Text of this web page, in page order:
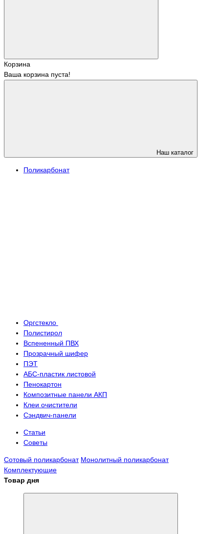
Корзина
Ваша корзина пуста!
Наш каталог
Поликарбонат
Оргстекло
Полистирол
Вспененный ПВХ
Прозрачный шифер
ПЭТ
АБС-пластик листовой
Пенокартон
Композитные панели АКП
Клеи очистители
Сэндвич-панели
Статьи
Советы
Сотовый поликарбонат Монолитный поликарбонат
Комплектующие
Товар дня